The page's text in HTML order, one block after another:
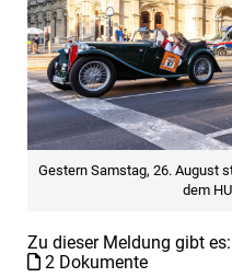
Gestern Samstag, 26. August
dem
Zu dieser Meldung gibt es:
2 Dokumente